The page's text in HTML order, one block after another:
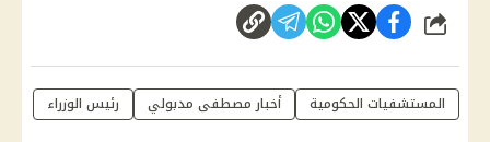
شارك
المستشفيات الحكومية أخبار مصطفى مدبولي رئيس الوزراء